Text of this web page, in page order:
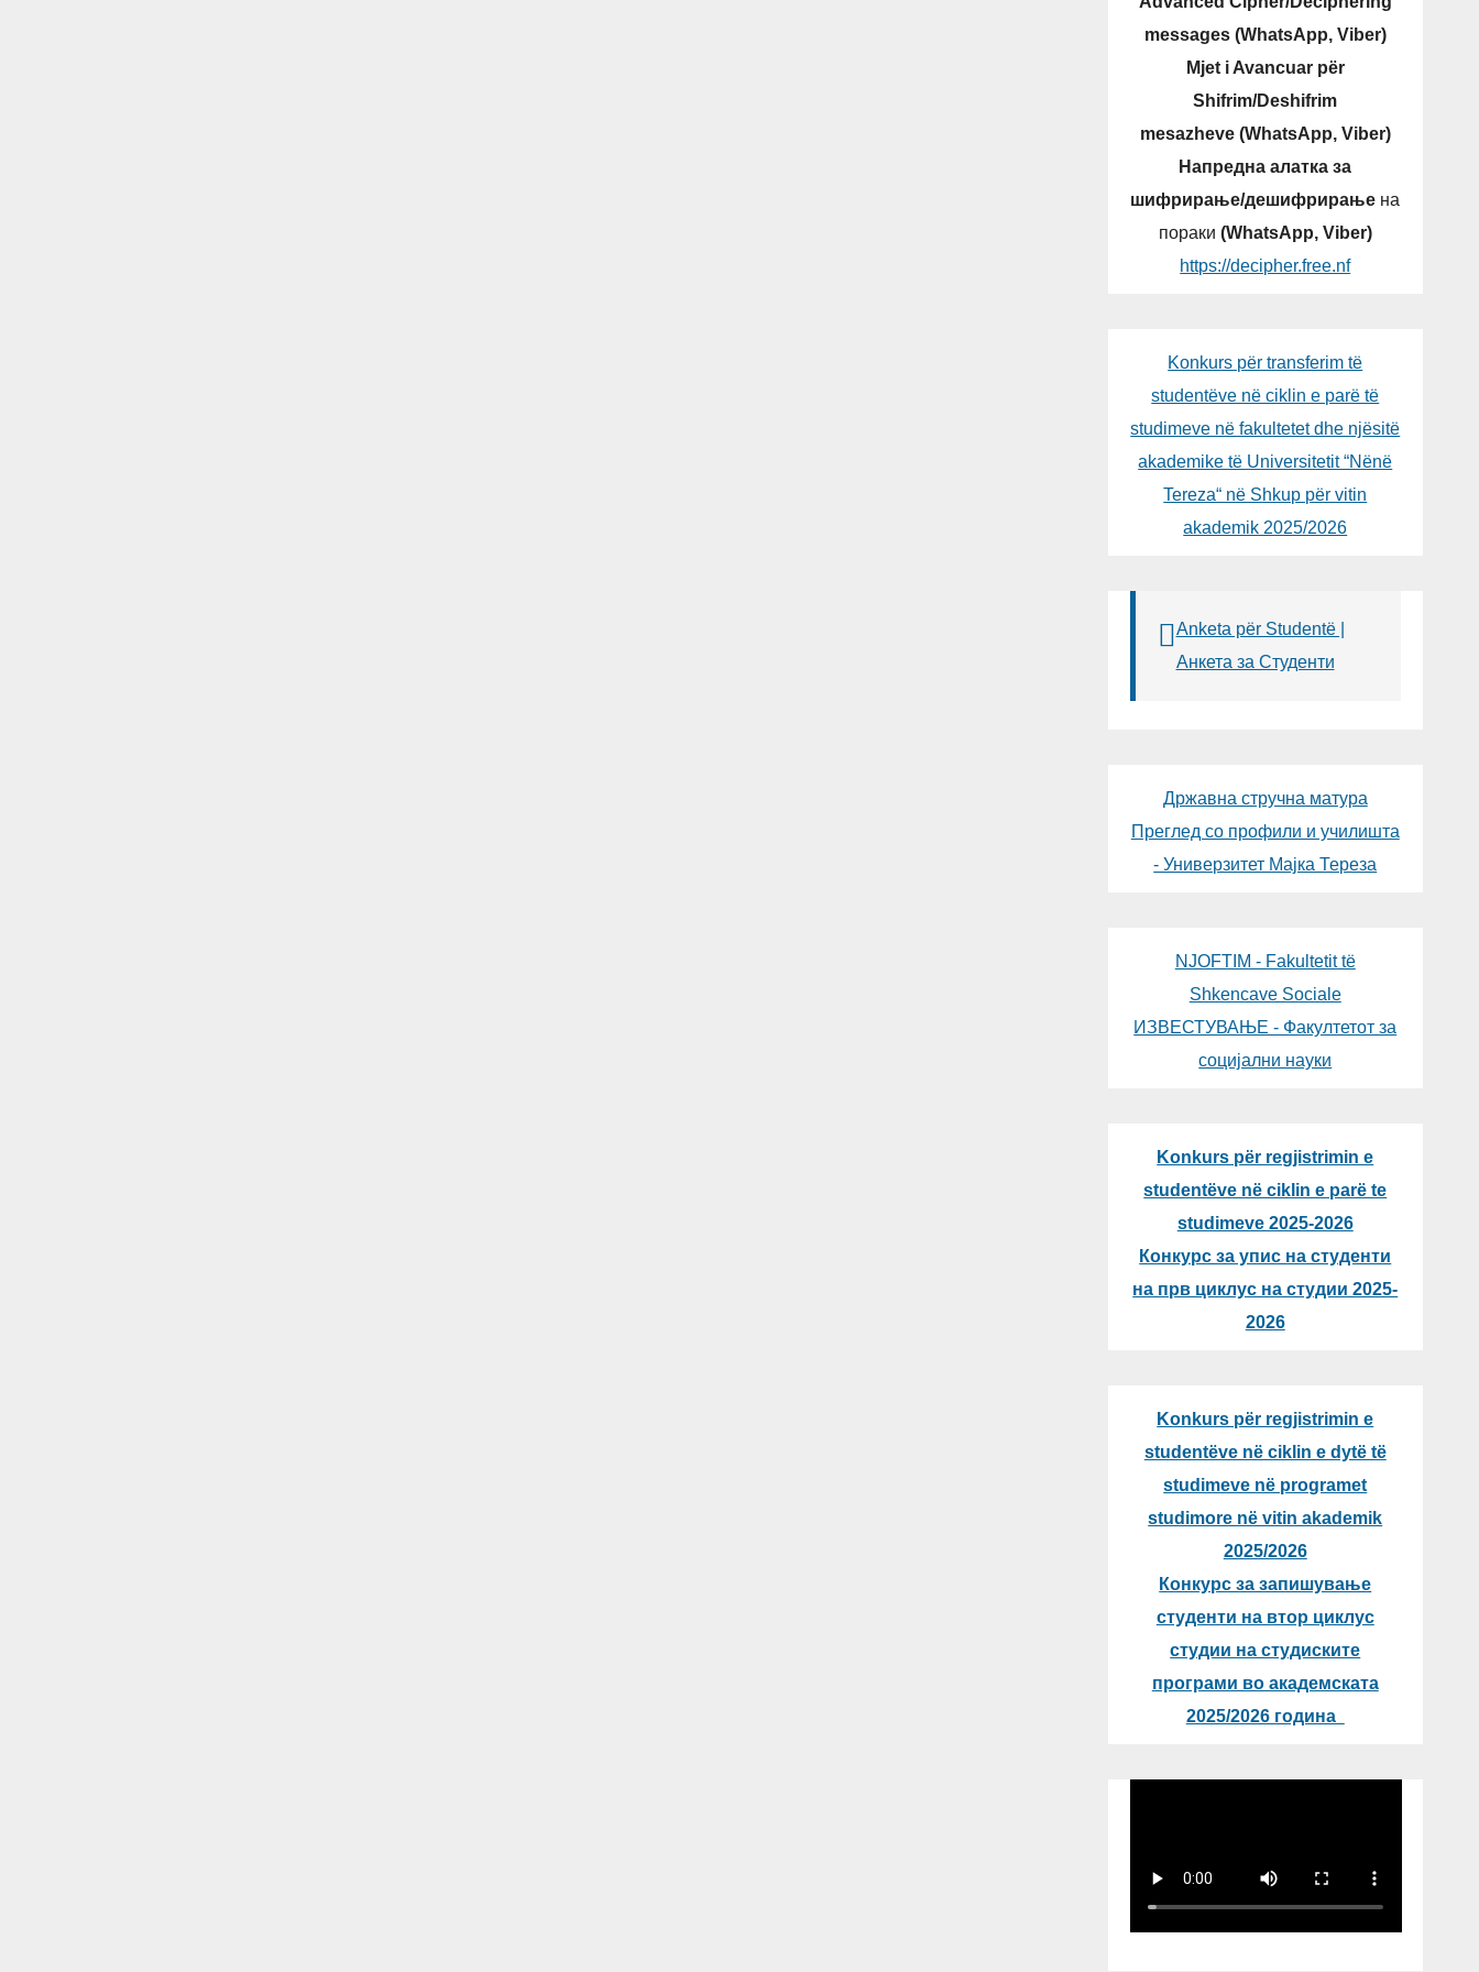
messages (WhatsApp, Viber)
Mjet i Avancuar për
Shifrim/Deshifrim
mesazheve (WhatsApp, Viber)
Напредна алатка за
шифрирање/дешифрирање на
пораки (WhatsApp, Viber)
https://decipher.free.nf
Konkurs për transferim të
studentëve në ciklin e parë të
studimeve në fakultetet dhe njësitë
akademike të Universitetit “Nënë
Tereza“ në Shkup për vitin
akademik 2025/2026
Anketa për Studentë |
Анкета за Студенти
Државна стручна матура
Преглед со профили и училишта
- Универзитет Мајка Тереза
NJOFTIM - Fakultetit të
Shkencave Sociale
ИЗВЕСТУВАЊЕ - Факултетот за
социјални науки
Konkurs për regjistrimin e
studentëve në ciklin e parë te
studimeve 2025-2026
Конкурс за упис на студенти
на прв циклус на студии 2025-
2026
Konkurs për regjistrimin e
studentëve në ciklin e dytë të
studimeve në programet
studimore në vitin akademik
2025/2026
Конкурс за запишување
студенти на втор циклус
студии на студиските
програми во академската
2025/2026 година